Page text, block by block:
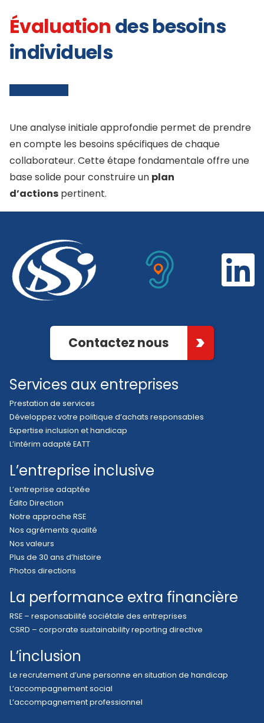
Évaluation des besoins
individuels
Une analyse initiale approfondie permet de prendre
en compte les besoins spécifiques de chaque
collaborateur. Cette étape fondamentale offre une
base solide pour construire un plan
d’actions pertinent.
Contactez nous
Services aux entreprises
Prestation de services
Développez votre politique d’achats responsables
Expertise inclusion et handicap
L’intérim adapté EATT
L’entreprise inclusive
L’entreprise adaptée
Édito Direction
Notre approche RSE
Nos agréments qualité
Nos valeurs
Plus de 30 ans d’histoire
Photos directions
La performance extra financière
RSE – responsabilité sociétale des entreprises
CSRD – corporate sustainability reporting directive
L’inclusion
Le recrutement d’une personne en situation de handicap
L’accompagnement social
L’accompagnement professionnel